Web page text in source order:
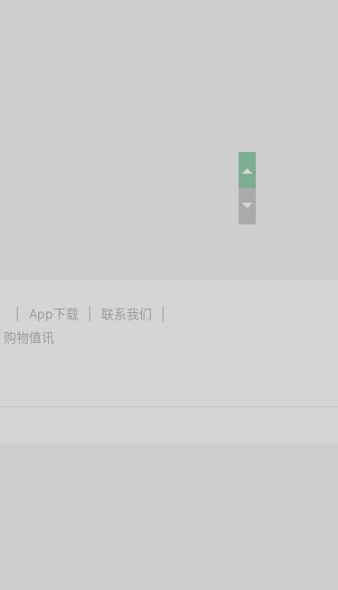
App下载 联系我们
购物值讯